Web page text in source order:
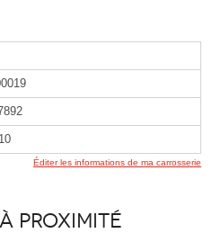
Éditer les informations de ma carrosserie
proximité